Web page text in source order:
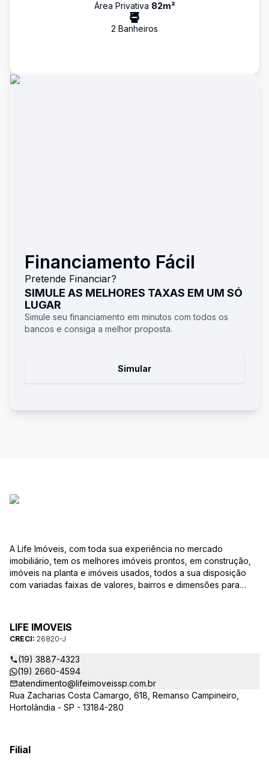
Área Privativa 82m²
2 Banheiros
Financiamento Fácil
Pretende Financiar?
SIMULE AS MELHORES TAXAS EM UM SÓ
LUGAR
Simule seu financiamento em minutos com todos os
bancos e consiga a melhor proposta.
Simular
A Life Imóveis, com toda sua experiência no mercado
imobiliário, tem os melhores imóveis prontos, em construção,
imóveis na planta e imóveis usados, todos a sua disposição
com variadas faixas de valores, bairros e dimensões para
as suas dúvidas sobre casas, apartamentos, terrenos, salas
comerciais e outros produtos imobiliários.
LIFE IMOVEIS
CRECI: 26820-J
(19) 3887-4323
(19) 2660-4594
atendimento@lifeimoveissp.com.br
Rua Zacharias Costa Camargo, 618, Remanso Campineiro,
Hortolândia - SP - 13184-280
Filial